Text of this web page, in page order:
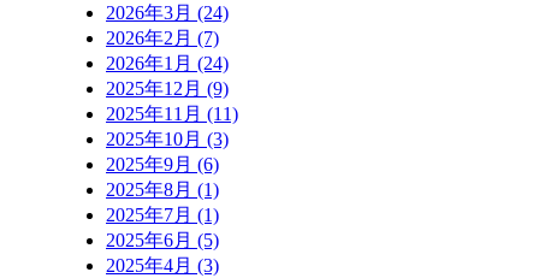
2026年3月 (24)
2026年2月 (7)
2026年1月 (24)
2025年12月 (9)
2025年11月 (11)
2025年10月 (3)
2025年9月 (6)
2025年8月 (1)
2025年7月 (1)
2025年6月 (5)
2025年4月 (3)